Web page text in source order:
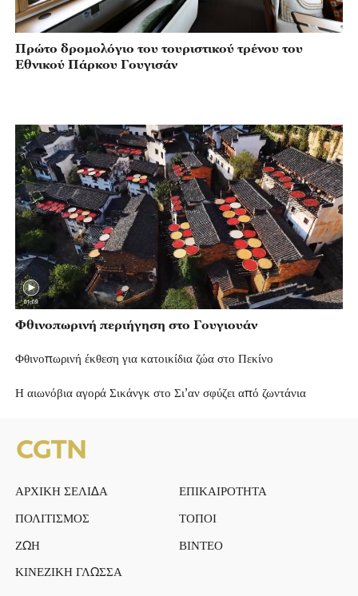
Πρώτο δρομολόγιο του τουριστικού τρένου του
Εθνικού Πάρκου Γουγισάν
Φθινοπωρινή περιήγηση στο Γουγιουάν
Φθινοπωρινή έκθεση για κατοικίδια ζώα στο Πεκίνο
Η αιωνόβια αγορά Σικάνγκ στο Σι’αν σφύζει από ζωντάνια
ΑΡΧΙΚΗ ΣΕΛΙΔΑ
ΕΠΙΚΑΙΡΟΤΗΤΑ
ΠΟΛΙΤΙΣΜΟΣ
ΤΟΠΟΙ
ΖΩΗ
ΒΙΝΤΕΟ
ΚΙΝΕΖΙΚΗ ΓΛΩΣΣΑ